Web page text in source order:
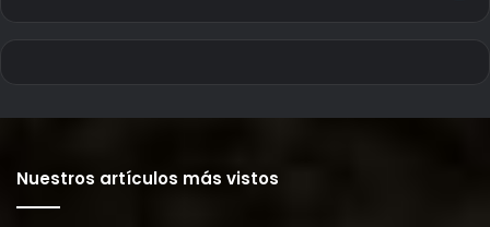
Nuestros artículos más vistos